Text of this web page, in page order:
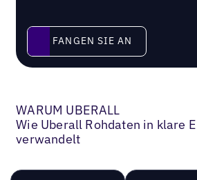
Fangen Sie an
FANGEN SIE AN
WARUM UBERALL
Wie Uberall Rohdaten in klare
verwandelt